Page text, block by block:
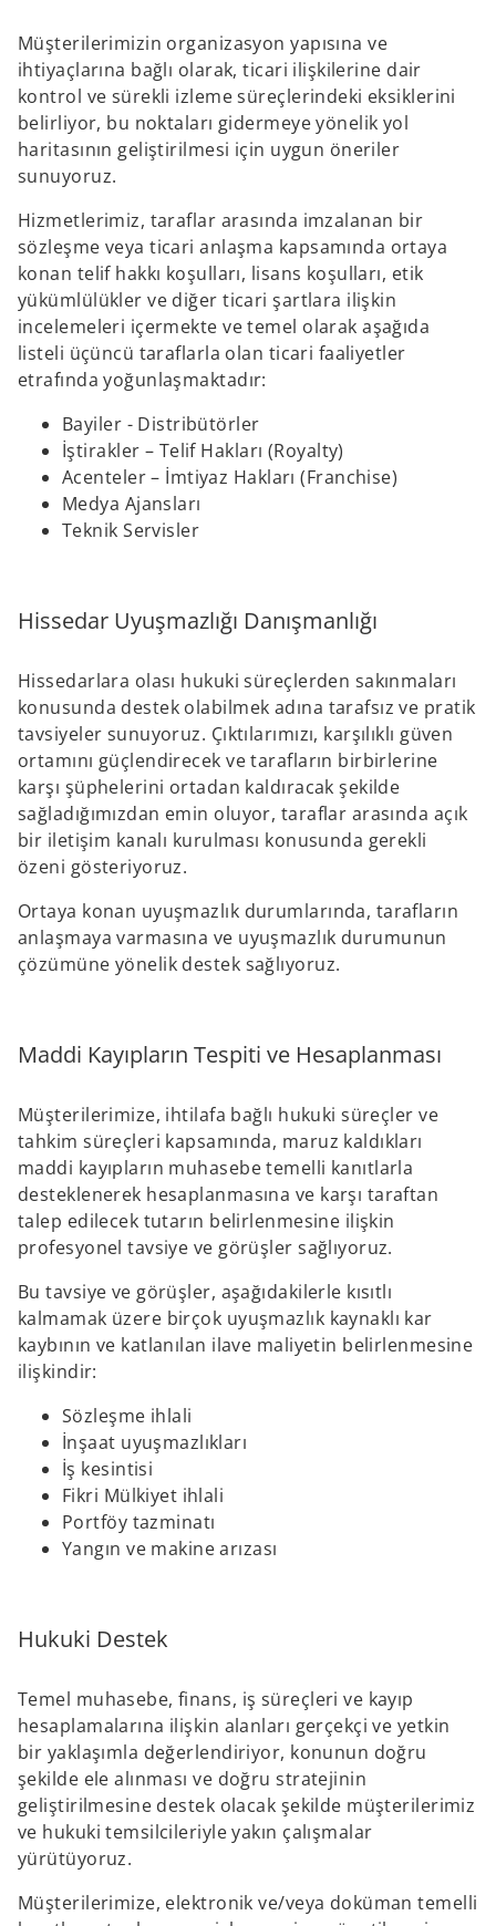
Müşterilerimizin organizasyon yapısına ve
ihtiyaçlarına bağlı olarak, ticari ilişkilerine dair
kontrol ve sürekli izleme süreçlerindeki eksiklerini
belirliyor, bu noktaları gidermeye yönelik yol
haritasının geliştirilmesi için uygun öneriler
sunuyoruz.
Hizmetlerimiz, taraflar arasında imzalanan bir
sözleşme veya ticari anlaşma kapsamında ortaya
konan telif hakkı koşulları, lisans koşulları, etik
yükümlülükler ve diğer ticari şartlara ilişkin
incelemeleri içermekte ve temel olarak aşağıda
listeli üçüncü taraflarla olan ticari faaliyetler
etrafında yoğunlaşmaktadır:
Bayiler - Distribütörler
İştirakler – Telif Hakları (Royalty)
Acenteler – İmtiyaz Hakları (Franchise)
Medya Ajansları
Teknik Servisler
Hissedar Uyuşmazlığı Danışmanlığı
Hissedarlara olası hukuki süreçlerden sakınmaları
konusunda destek olabilmek adına tarafsız ve pratik
tavsiyeler sunuyoruz. Çıktılarımızı, karşılıklı güven
ortamını güçlendirecek ve tarafların birbirlerine
karşı şüphelerini ortadan kaldıracak şekilde
sağladığımızdan emin oluyor, taraflar arasında açık
bir iletişim kanalı kurulması konusunda gerekli
özeni gösteriyoruz.
Ortaya konan uyuşmazlık durumlarında, tarafların
anlaşmaya varmasına ve uyuşmazlık durumunun
çözümüne yönelik destek sağlıyoruz.
Maddi Kayıpların Tespiti ve Hesaplanması
Müşterilerimize, ihtilafa bağlı hukuki süreçler ve
tahkim süreçleri kapsamında, maruz kaldıkları
maddi kayıpların muhasebe temelli kanıtlarla
desteklenerek hesaplanmasına ve karşı taraftan
talep edilecek tutarın belirlenmesine ilişkin
profesyonel tavsiye ve görüşler sağlıyoruz.
Bu tavsiye ve görüşler, aşağıdakilerle kısıtlı
kalmamak üzere birçok uyuşmazlık kaynaklı kar
kaybının ve katlanılan ilave maliyetin belirlenmesine
ilişkindir:
Sözleşme ihlali
İnşaat uyuşmazlıkları
İş kesintisi
Fikri Mülkiyet ihlali
Portföy tazminatı
Yangın ve makine arızası
Hukuki Destek
Temel muhasebe, finans, iş süreçleri ve kayıp
hesaplamalarına ilişkin alanları gerçekçi ve yetkin
bir yaklaşımla değerlendiriyor, konunun doğru
şekilde ele alınması ve doğru stratejinin
geliştirilmesine destek olacak şekilde müşterilerimiz
ve hukuki temsilcileriyle yakın çalışmalar
yürütüyoruz.
Müşterilerimize, elektronik ve/veya doküman temelli